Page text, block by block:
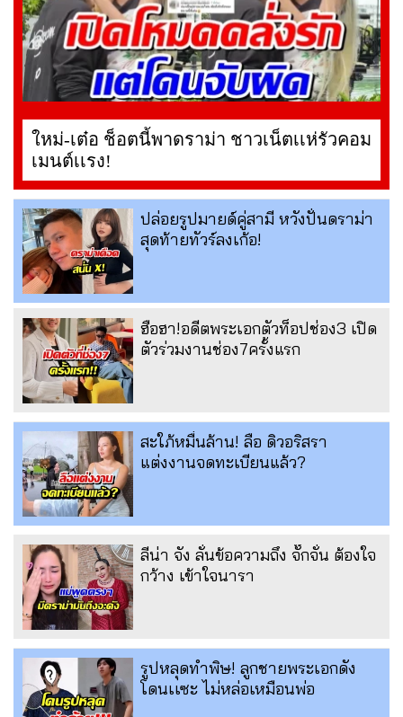
ใหม่-เต๋อ ช็อตนี้พาดราม่า ชาวเน็ตเเห่รัวคอม
เมนต์เเรง!
ปล่อยรูปมายด์คู่สามี หวังปั่นดราม่า
สุดท้ายทัวร์ลงเก้อ!
ฮือฮา!อดีตพระเอกตัวท็อปช่อง3 เปิด
ตัวร่วมงานช่อง7ครั้งแรก
สะใภ้หมื่นล้าน! ลือ ดิวอริสรา
แต่งงานจดทะเบียนแล้ว?
ลีน่า จัง ลั่นข้อความถึง จั๊กจั่น ต้องใจ
กว้าง เข้าใจนารา
รูปหลุดทำพิษ! ลูกชายพระเอกดัง
โดนเเซะ ไม่หล่อเหมือนพ่อ